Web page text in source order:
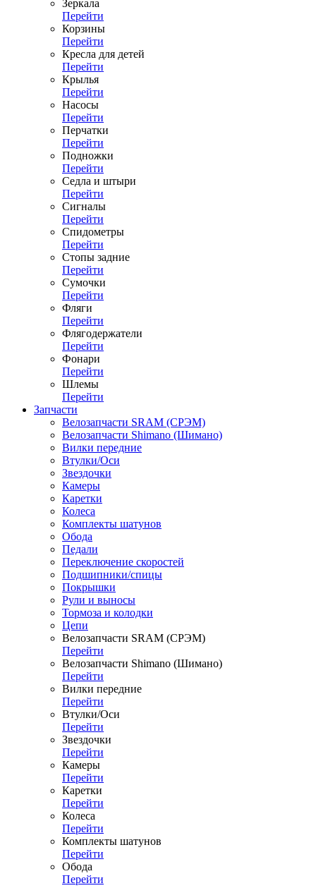
Зеркала
Перейти
Корзины
Перейти
Кресла для детей
Перейти
Крылья
Перейти
Насосы
Перейти
Перчатки
Перейти
Подножки
Перейти
Седла и штыри
Перейти
Сигналы
Перейти
Спидометры
Перейти
Стопы задние
Перейти
Сумочки
Перейти
Фляги
Перейти
Флягодержатели
Перейти
Фонари
Перейти
Шлемы
Перейти
Запчасти
Велозапчасти SRAM (СРЭМ)
Велозапчасти Shimano (Шимано)
Вилки передние
Втулки/Оси
Звездочки
Камеры
Каретки
Колеса
Комплекты шатунов
Обода
Педали
Переключение скоростей
Подшипники/спицы
Покрышки
Рули и выносы
Тормоза и колодки
Цепи
Велозапчасти SRAM (СРЭМ)
Перейти
Велозапчасти Shimano (Шимано)
Перейти
Вилки передние
Перейти
Втулки/Оси
Перейти
Звездочки
Перейти
Камеры
Перейти
Каретки
Перейти
Колеса
Перейти
Комплекты шатунов
Перейти
Обода
Перейти